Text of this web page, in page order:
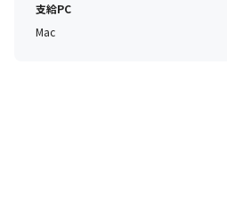
支給PC
Mac